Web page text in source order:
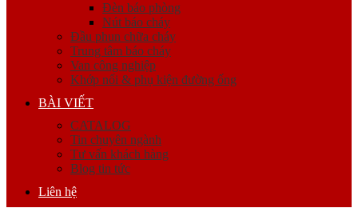
Đèn báo phòng
Nút báo cháy
Đầu phun chữa cháy
Trung tâm báo cháy
Van công nghiệp
Khớp nối & phụ kiện đường ống
BÀI VIẾT
CATALOG
Tin chuyên ngành
Tư vấn khách hàng
Blog tin tức
Liên hệ